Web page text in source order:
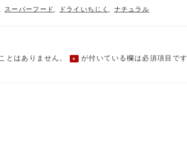
スーパーフード ドライいちじく ナチュラル
とはありません。 ※ が付いている欄は必須項目です